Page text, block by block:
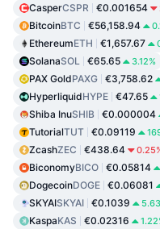
CasperCSPR €0.001654
BitcoinBTC €56,158.94
EthereumETH €1,657.67
SolanaSOL €65.65 3.12%
PAX GoldPAXG €3,758.62
HyperliquidHYPE €47.65
Shiba InuSHIB €0.000004
TutorialTUT €0.09119
ZcashZEC €438.64
BiconomyBICO €0.05814
DogecoinDOGE €0.06081
SKYAISKYAI €0.1039
KaspaKAS €0.02316